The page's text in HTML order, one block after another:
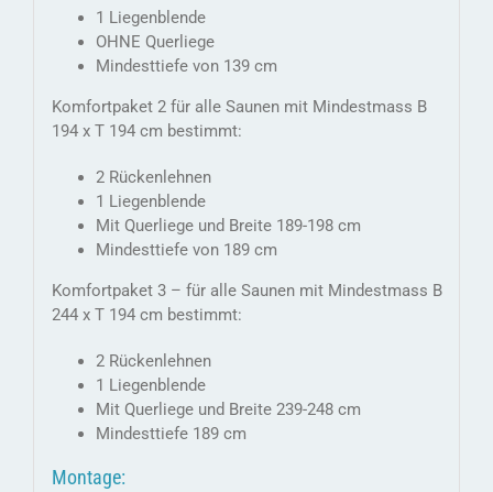
1 Liegenblende
OHNE Querliege
Mindesttiefe von 139 cm
Komfortpaket 2 für alle Saunen mit Mindestmass B
194 x T 194 cm bestimmt:
2 Rückenlehnen
1 Liegenblende
Mit Querliege und Breite 189-198 cm
Mindesttiefe von 189 cm
Komfortpaket 3 – für alle Saunen mit Mindestmass B
244 x T 194 cm bestimmt:
2 Rückenlehnen
1 Liegenblende
Mit Querliege und Breite 239-248 cm
Mindesttiefe 189 cm
Montage: